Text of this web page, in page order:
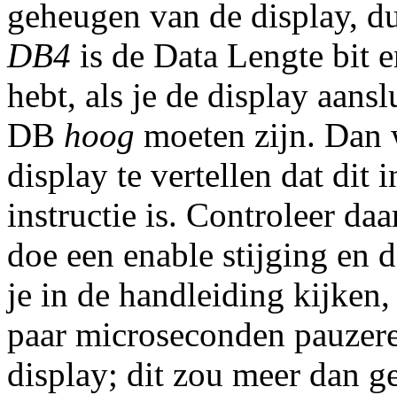
geheugen van de display,
DB4 is de Data Lengte bit
hebt, als je de display
DB hoog moeten zijn.
display te vertellen dat dit
instructie is. Controleer
doe een enable stijging en
je in de handleiding kijken,
paar microseconden
display; dit zou meer dan